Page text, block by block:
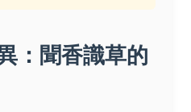
：聞香識草的